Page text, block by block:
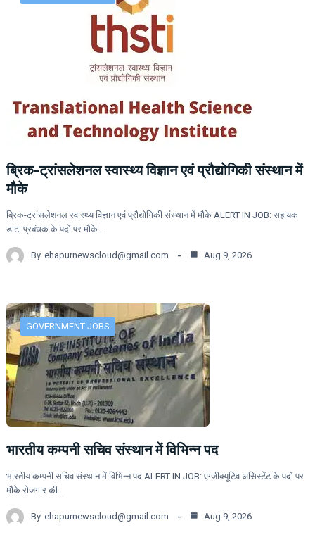
ब्रिक-ट्रांसलेशनल स्वास्थ्य विज्ञान एवं प्रौद्योगिकी संस्थान में
मौके
ब्रिक-ट्रांसलेशनल स्वास्थ्य विज्ञान एवं प्रौद्योगिकी संस्थान में मौके ALERT IN JOB: सहायक
डाटा प्रबंधक के पदों पर मौके…
By ehapurnewscloud@gmail.com Aug 9, 2026
GOVERNMENT JOBS
भारतीय कम्पनी सचिव संस्थान में विभिन्न पद
भारतीय कम्पनी सचिव संस्थान में विभिन्न पद ALERT IN JOB: एग्जीक्यूटिव असिस्टेंट के पदों पर
मौके रोजगार की…
By ehapurnewscloud@gmail.com Aug 9, 2026